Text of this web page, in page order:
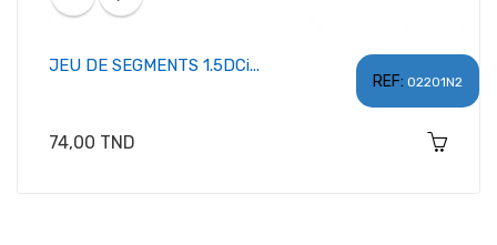
REF: 02201N2
JEU DE SEGMENTS 1.5DCi...
Prix
74,00 TND